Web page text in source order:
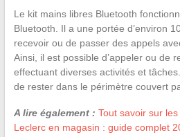
Le kit mains libres Bluetooth
Bluetooth. Il a une portée d’environ
recevoir ou de passer des appels
Ainsi, il est possible d’appeler ou de
effectuant diverses activités et
de rester dans le périmètre couvert
A lire également : Tout savoir sur
Leclerc en magasin : guide complet